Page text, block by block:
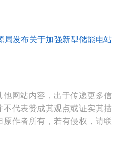
局发布关于加强新型储能电站
网站内容，出于传递更多信
代表赞成其观点或证实其描
作者所有，若有侵权，请联